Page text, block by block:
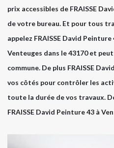
prix accessibles de FRAISSE
de votre bureau. Et pour tous
appelez FRAISSE David
Venteuges dans le 43170 et
commune. De plus FRAISSE
vos côtés pour contrôler les
toute la durée de vos travaux.
FRAISSE David Peinture 43 à